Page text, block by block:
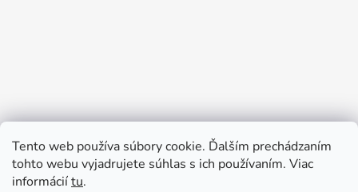
Tento web používa súbory cookie. Ďalším prechádzaním
tohto webu vyjadrujete súhlas s ich používaním. Viac
informáciítu.
Prijímame online platby